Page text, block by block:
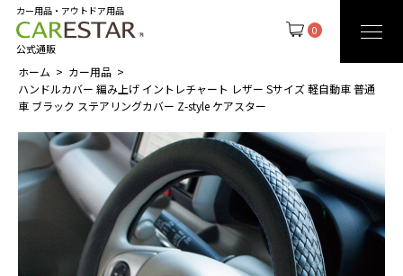
0
カー用品・アウトドア用品
公式通販
ホーム
カー用品
ハンドルカバー 編み上げ イントレチャート レザー Sサイズ 軽自動車 普通
車 ブラック ステアリングカバー Z-style ケアスター